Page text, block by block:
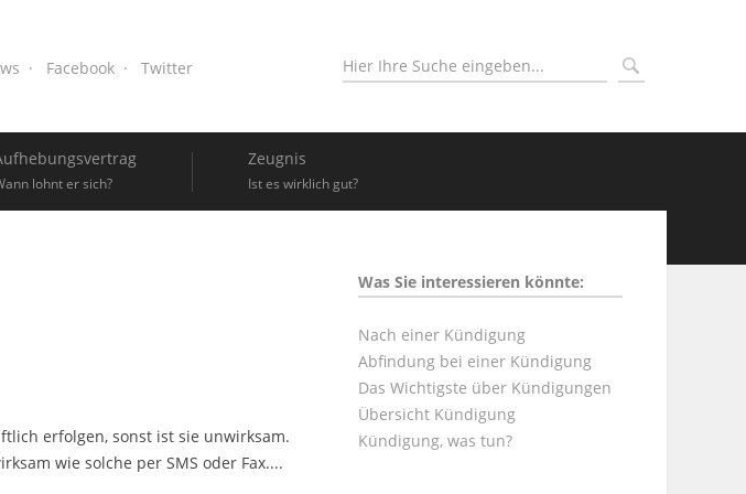
Facebook Twitter
lohnt er sich?
Zeugnis
Ist es wirklich gut?
erfolgen, sonst ist sie unwirksam.
wie solche per SMS oder Fax....
Was Sie interessieren könnte:
Nach einer Kündigung
Abfindung bei einer Kündigung
Das Wichtigste über Kündigungen
Übersicht Kündigung
Kündigung, was tun?